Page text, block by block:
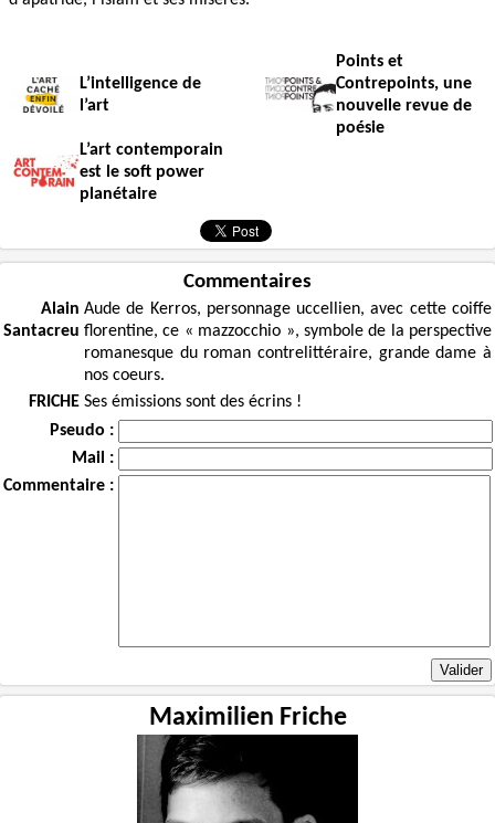
L’intelligence de
l’art
Points et
Contrepoints, une
nouvelle revue de
poésie
L’art contemporain
est le soft power
planétaire
Commentaires
Alain
Santacreu
Aude de Kerros, personnage uccellien, avec cette coiffe
florentine, ce « mazzocchio », symbole de la perspective
romanesque du roman contrelittéraire, grande dame à
nos coeurs.
FRICHE Ses émissions sont des écrins !
Pseudo :
Mail :
Commentaire :
Maximilien Friche